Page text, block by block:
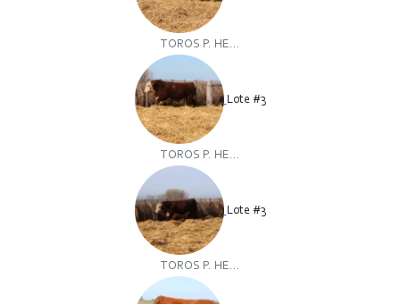
TOROS P. HE...
Lote #3
TOROS P. HE...
Lote #3
TOROS P. HE...